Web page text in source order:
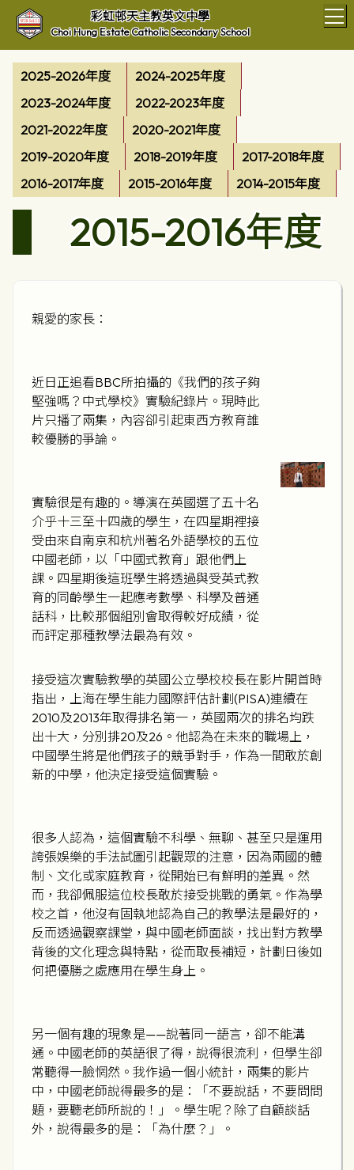
彩虹邨天主教英文中學
Choi Hung Estate Catholic Secondary School
2025-2026年度
2024-2025年度
2023-2024年度
2022-2023年度
2021-2022年度
2020-2021年度
2019-2020年度
2018-2019年度
2017-2018年度
2016-2017年度
2015-2016年度 2014-2015年度
2015-2016年度
親愛的家長：
近日正追看BBC所拍攝的《我們的孩子夠
堅強嗎？中式學校》實驗紀錄片。現時此
片只播了兩集，內容卻引起東西方教育誰
較優勝的爭論。
實驗很是有趣的。導演在英國選了五十名
介乎十三至十四歲的學生，在四星期裡接
受由來自南京和杭州著名外語學校的五位
中國老師，以「中國式教育」跟他們上
課。四星期後這班學生將透過與受英式教
育的同齡學生一起應考數學、科學及普通
話科，比較那個組別會取得較好成績，從
而評定那種教學法最為有效。
接受這次實驗教學的英國公立學校校長在影片開首時
指出，上海在學生能力國際評估計劃(PISA)連續在
2010及2013年取得排名第一，英國兩次的排名均跌
出十大，分別排20及26。他認為在未來的職場上，
中國學生將是他們孩子的競爭對手，作為一間敢於創
新的中學，他決定接受這個實驗。
很多人認為，這個實驗不科學、無聊、甚至只是運用
誇張娛樂的手法試圖引起觀眾的注意，因為兩國的體
制、文化或家庭教育，從開始已有鮮明的差異。然
而，我卻佩服這位校長敢於接受挑戰的勇氣。作為學
校之首，他沒有固執地認為自己的教學法是最好的，
反而透過觀察課堂，與中國老師面談，找出對方教學
背後的文化理念與特點，從而取長補短，計劃日後如
何把優勝之處應用在學生身上。
另一個有趣的現象是——說著同一語言，卻不能溝
通。中國老師的英語很了得，說得很流利，但學生卻
常聽得一臉惘然。我作過一個小統計，兩集的影片
中，中國老師說得最多的是：「不要說話，不要問問
題，要聽老師所說的！」。學生呢？除了自顧談話
外，說得最多的是：「為什麼？」。